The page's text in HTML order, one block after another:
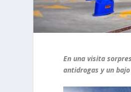
En una visita
antidrogas y un